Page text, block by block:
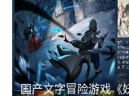
国产文字冒险游戏《